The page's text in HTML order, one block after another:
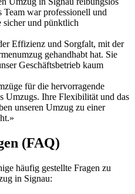
Team war professionell und
und pünktlich
Effizienz und Sorgfalt, mit der
gehandhabt hat. Sie
Geschäftsbetrieb kaum
für die hervorragende
Umzugs. Ihre Flexibilität und das
unseren Umzug zu einer
(FAQ)
häufig gestellte Fragen zu
in Signau: